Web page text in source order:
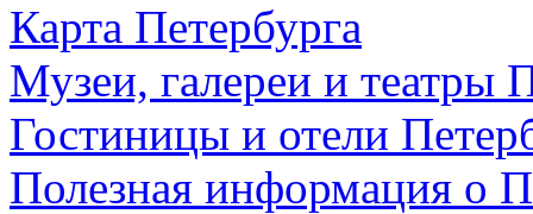
Карта Петербурга
Музеи, галереи и театры
Гостиницы и отели
Полезная информация о